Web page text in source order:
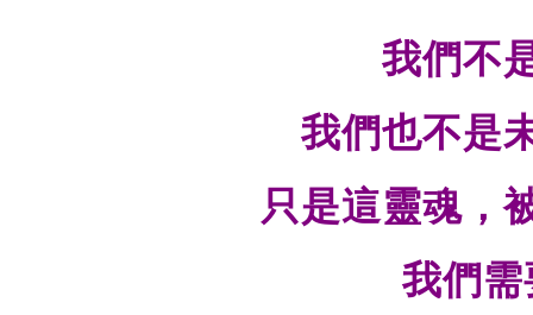
我們不
我們也不是
只是這靈魂，
我們